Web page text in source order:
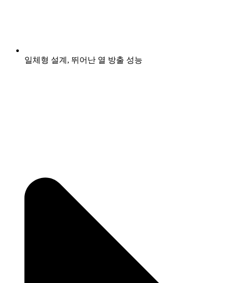
일체형 설계, 뛰어난 열 방출 성능